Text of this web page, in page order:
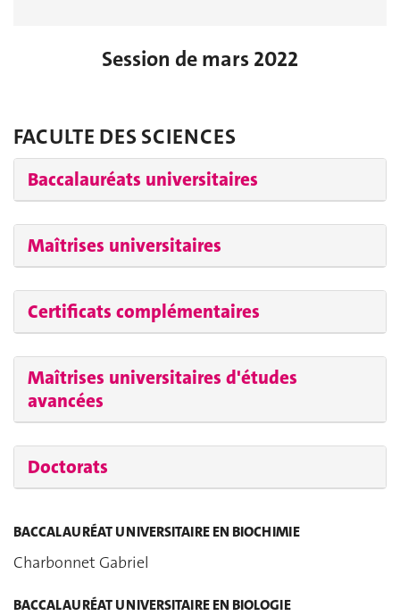
Session de mars 2022
FACULTE DES SCIENCES
Baccalauréats universitaires
Maîtrises universitaires
Certificats complémentaires
Maîtrises universitaires d'études
avancées
Doctorats
BACCALAURÉAT UNIVERSITAIRE EN BIOCHIMIE
Charbonnet Gabriel
BACCALAURÉAT UNIVERSITAIRE EN BIOLOGIE